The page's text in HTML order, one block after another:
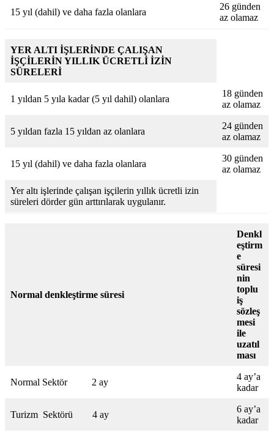
15 yıl (dahil) ve daha fazla olanlara
26 günden
az olamaz
YER ALTI İŞLERİNDE ÇALIŞAN
İŞÇİLERİN YILLIK ÜCRETLİ İZİN
SÜRELERİ
1 yıldan 5 yıla kadar (5 yıl dahil) olanlara
18 günden
az olamaz
5 yıldan fazla 15 yıldan az olanlara
24 günden
az olamaz
15 yıl (dahil) ve daha fazla olanlara
30 günden
az olamaz
Yer altı işlerinde çalışan işçilerin yıllık ücretli izin
süreleri dörder gün arttırılarak uygulanır.
Normal denkleştirme süresi
Denkl
eştirm
e
süresi
nin
toplu
iş
sözleş
mesi
ile
uzatıl
ması
Normal Sektör 2 ay
4 ay’a
kadar
Turizm Sektörü 4 ay
6 ay’a
kadar